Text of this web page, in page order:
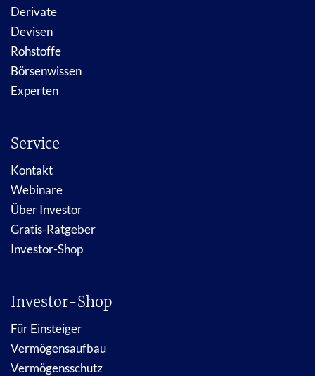
Derivate
Devisen
Rohstoffe
Börsenwissen
Experten
Service
Kontakt
Webinare
Über Investor
Gratis-Ratgeber
Investor-Shop
Investor-Shop
Für Einsteiger
Vermögensaufbau
Vermögensschutz